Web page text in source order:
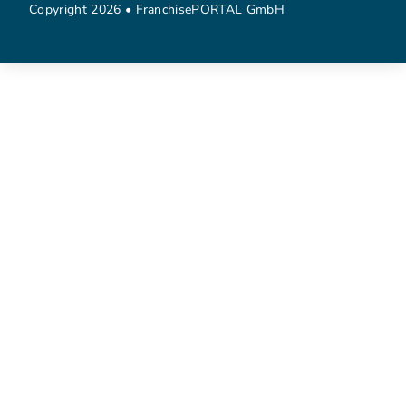
Copyright 2026 • FranchisePORTAL GmbH